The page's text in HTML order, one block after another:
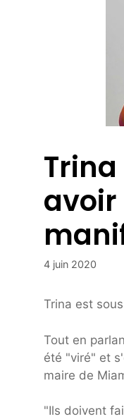
avoir
4 juin 2020
Trina est
Tout en
été "viré" et
maire de
"Ils doivent